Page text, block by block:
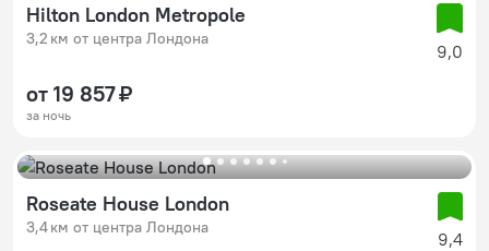
Hilton London Metropole
3,2 км от центра Лондона
9,0
от 19 857 ₽
за ночь
Roseate House London
3,4 км от центра Лондона
9,4